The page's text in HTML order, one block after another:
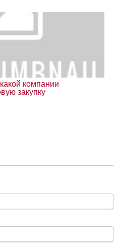
компании
закупку